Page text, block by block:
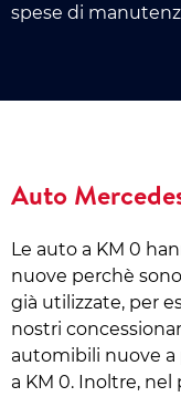
spese di
Auto
Le auto a KM 0
nuove perchè
già utilizzate, per
nostri
automibili nuove a
a KM 0. Inoltre,